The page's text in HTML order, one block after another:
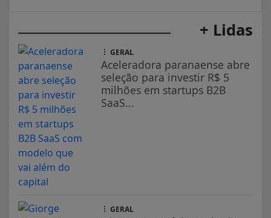
+ Lidas
GERAL
Aceleradora paranaense abre
seleção para investir R$ 5
milhões em startups B2B
SaaS...
GERAL